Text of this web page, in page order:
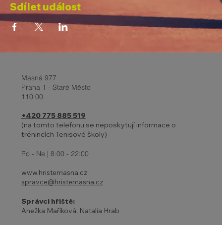
Sdílet událost
Masná 977
Praha 1 - Staré Město
110 00
+420 775 885 519
(na tomto telefonu se neposkytují informace o
trénincích Tenisové školy)
Po - Ne | 8:00 - 22:00
www.hristemasna.cz
spravce@hristemasna.cz
Správci hřiště:
Anežka Maříková, Natalia Hrab